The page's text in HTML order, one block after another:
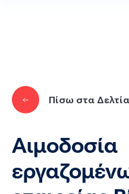
Πίσω στα
Αιμοδοσία